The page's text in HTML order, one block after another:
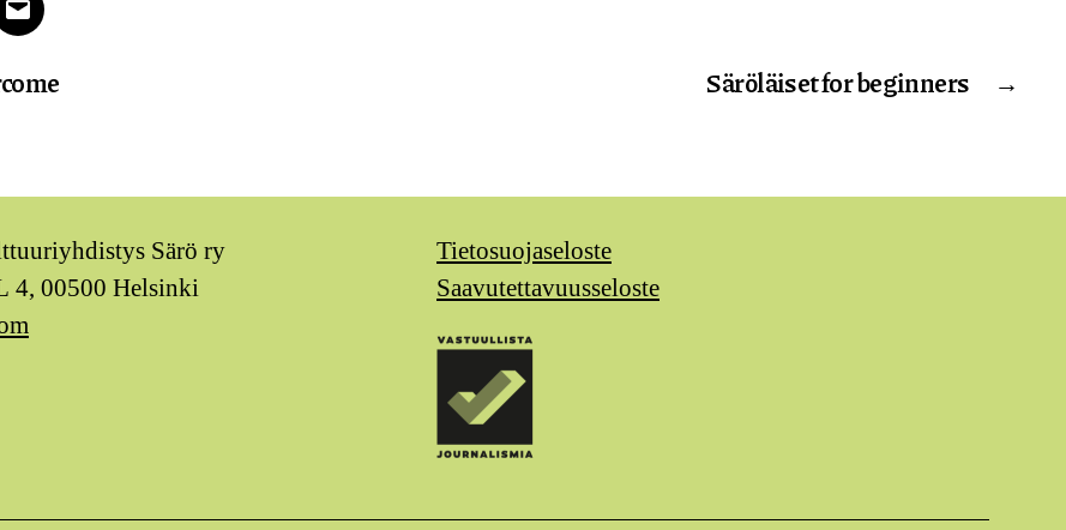
Email
→
Säröläiset for beginners
Särö ry
4, 00500 Helsinki
Tietosuojaseloste
Saavutettavuusseloste